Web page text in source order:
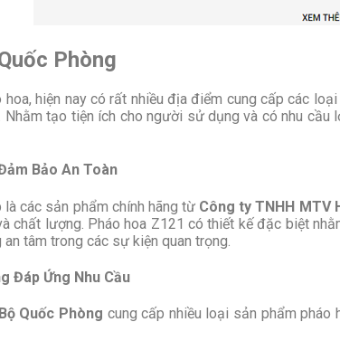
Phòng
hiện nay có rất nhiều địa điểm cung cấp các
Nhằm tạo tiện ích cho người sử dụng và có nhu
Bảo An Toàn
các sản phẩm chính hãng từ Công ty TNHH MTV
chất lượng. Pháo hoa Z121 có thiết kế đặc biệt
tâm trong các sự kiện quan trọng.
Đáp Ứng Nhu Cầu
Quốc Phòng cung cấp nhiều loại sản phẩm